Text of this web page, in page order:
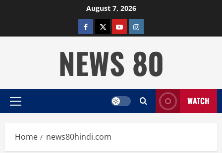
August 7, 2026
facebooktwitterYOUTUBE
instagram
NEWS 80
Primary
WATCH
Home news80hindi.com